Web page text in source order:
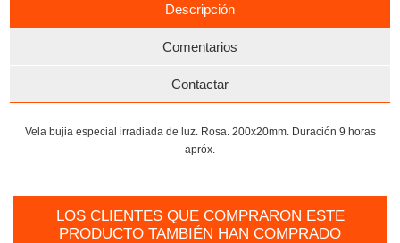
Descripción
Comentarios
Contactar
Vela bujia especial irradiada de luz. Rosa. 200x20mm. Duración 9 horas
apróx.
LOS CLIENTES QUE COMPRARON ESTE
PRODUCTO TAMBIÉN HAN COMPRADO